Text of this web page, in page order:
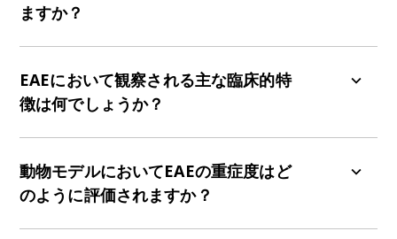
ますか？
リピッドタンパク質（PLP）、ミエリン塩基性タ
ンパク質（MBP）、およびミエリンオリゴデンド
ロサイトタンパク質（MOG）が含まれます。
EAEにおいて観察される主な臨床的特
徴は何でしょうか？
体重減少、そして慢性期が含まれます。
動物モデルにおいてEAEの重症度はど
のように評価されますか？